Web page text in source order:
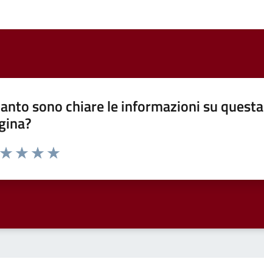
sono chiare le informazioni su questa
da 1 a 5 stelle la pagina